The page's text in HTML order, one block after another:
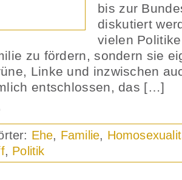
bis zur
diskutiert
vielen
zu fördern, sondern sie
Linke und inzwischen
entschlossen, das […]
Ehe, Familie,
, Politik